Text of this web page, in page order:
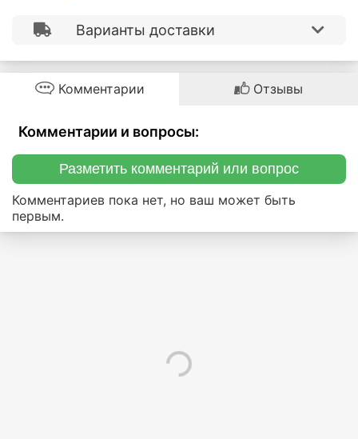
Варианты доставки
Комментарии Отзывы
Комментарии и вопросы:
Разметить комментарий или вопрос
Комментариев пока нет, но ваш может быть
первым.